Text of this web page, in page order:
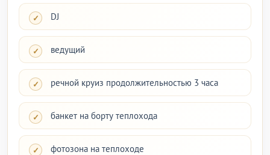
DJ
ведущий
речной круиз продолжительностью 3 часа
банкет на борту теплохода
фотозона на теплоходе